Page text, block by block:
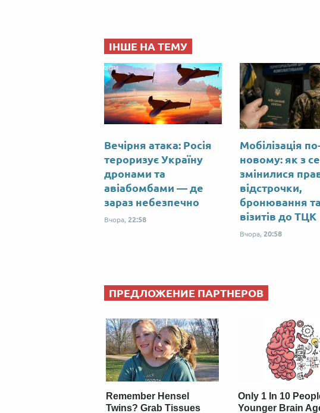
ІНШЕ НА ТЕМУ
Вечірня атака: Росія
тероризує Україну
дронами та
авіабомбами — де
зараз небезпечно
Вчора, 22:58
Мобілізація
новому: як з
змінилися
відстрочки,
бронювання та
візитів до ТЦК
Вчора, 20:58
ПРЕДЛОЖЕНИЕ ПАРТНЕРОВ
Remember Hensel
Twins? Grab Tissues
Only 1 In 10
Younger Brain